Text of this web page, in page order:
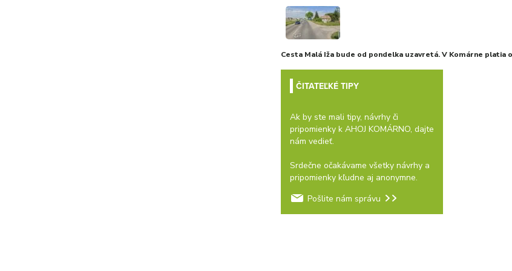
Cesta Malá Iža bude od pondelka uzavretá. V Komárne platia
ČITATEĽKÉ TIPY
Ak by ste mali tipy, návrhy či
pripomienky k AHOJ KOMÁRNO, dajte
nám vedieť.
Srdečne očakávame všetky návrhy a
pripomienky kľudne aj anonymne.
Pošlite nám správu